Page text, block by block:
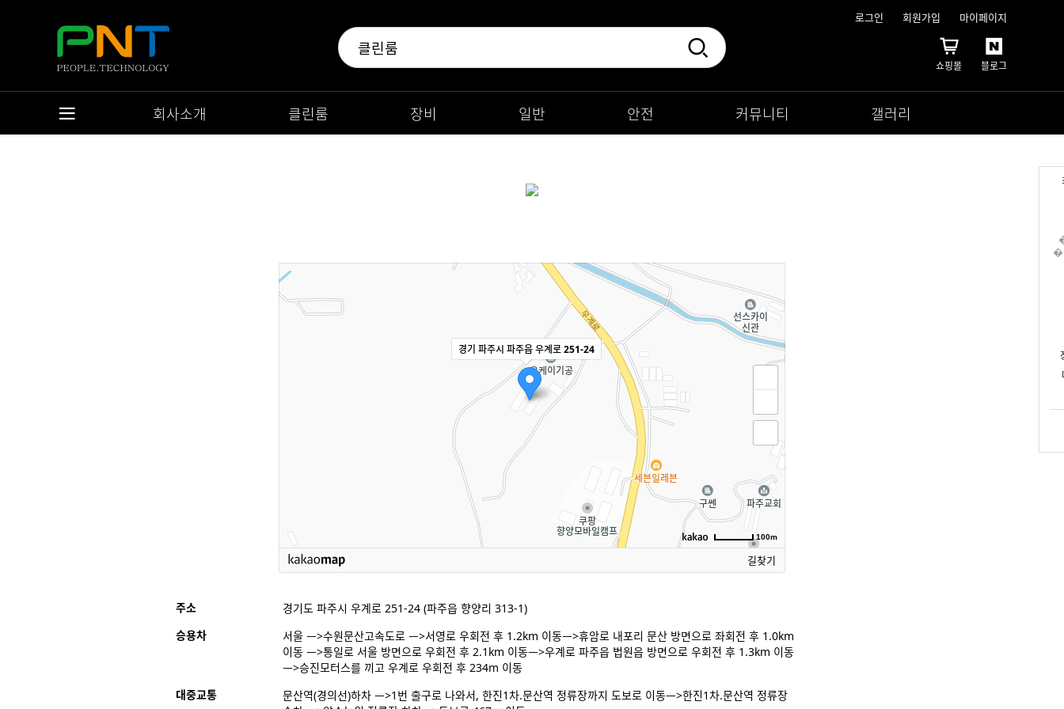
�
로그인 회원가입 마이페이지
쇼핑몰 블로그
회사소개 클린룸 장비 일반 안전 커뮤니티 갤러리
경기 파주시 파주읍 우계로 251-24
100m
길찾기
주소
경기도 파주시 우계로 251-24 (파주읍 향양리 313-1)
승용차
서울 ㅡ>수원문산고속도로 ㅡ>서영로 우회전 후 1.2km 이동ㅡ>휴암로 내포리 문산 방면으로 좌회전 후 1.0km
이동 ㅡ>통일로 서울 방면으로 우회전 후 2.1km 이동ㅡ>우계로 파주읍 법원읍 방면으로 우회전 후 1.3km 이동
ㅡ>승진모터스를 끼고 우계로 우회전 후 234m 이동
대중교통
문산역(경의선)하차 ㅡ>1번 출구로 나와서, 한진1차.문산역 정류장까지 도보로 이동ㅡ>한진1차.문산역 정류장